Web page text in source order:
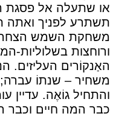
או שתעלה אל פסגת
תשתרע לפניך ואתה
משחקת השמש הצחה
ורוחצות
האַנקוֹרים העליזים.
משחיר – שנתוֹ
והתחיל גוֹאֶה. עדיין
כבר המה חיים וכבר